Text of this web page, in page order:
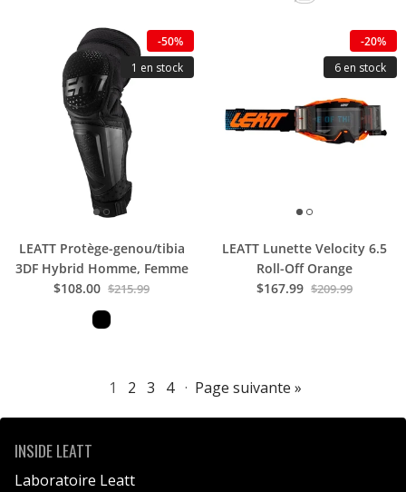
-50%
1 en stock
LEATT Protège-genou/tibia
3DF Hybrid Homme, Femme
$108.00 $215.99
-20%
6 en stock
LEATT Lunette Velocity 6.5
Roll-Off Orange
$167.99 $209.99
1 2 3 4 · Page suivante »
INSIDE LEATT
Laboratoire Leatt